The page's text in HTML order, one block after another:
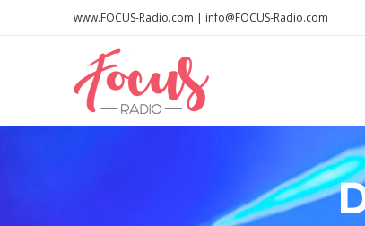
www.FOCUS-Radio.com | info@FOCUS-Radio.com